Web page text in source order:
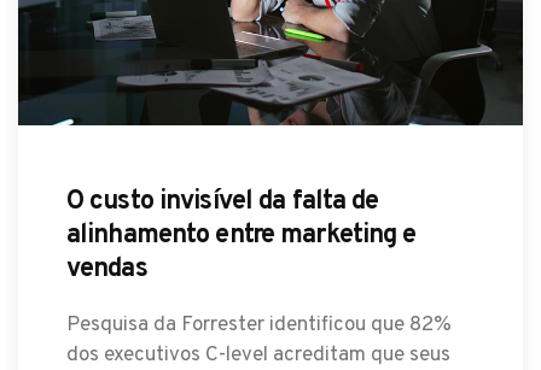
O custo invisível da falta de
alinhamento entre marketing e
vendas
Pesquisa da Forrester identificou que 82%
dos executivos C-level acreditam que seus